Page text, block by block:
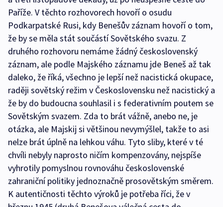
Paříže. V těchto rozhovorech hovoří o osudu
Podkarpatské Rusi, kdy Benešův záznam hovoří o tom,
že by se měla stát součástí Sovětského svazu. Z
druhého rozhovoru nemáme žádný československý
záznam, ale podle Majského záznamu jde Beneš až tak
daleko, že říká, všechno je lepší než nacistická okupace,
raději sovětský režim v Československu než nacistický a
že by do budoucna souhlasil i s federativním poutem se
Sovětským svazem. Zda to brát vážně, anebo ne, je
otázka, ale Majskij si většinou nevymýšlel, takže to asi
nelze brát úplně na lehkou váhu. Tyto sliby, které v té
chvíli nebyly naprosto ničím kompenzovány, nejspíše
vyhrotily pomyslnou rovnováhu československé
zahraniční politiky jednoznačně prosovětským směrem.
K autentičnosti těchto výroků je potřeba říci, že v